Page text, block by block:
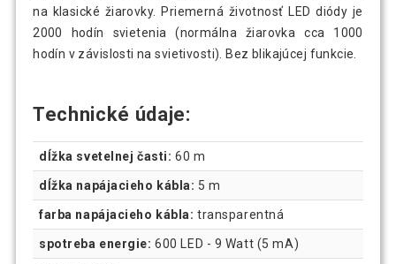
na klasické žiarovky. Priemerná životnosť LED diódy je
2000 hodín svietenia (normálna žiarovka cca 1000
hodín v závislosti na svietivosti). Bez blikajúcej funkcie.
Technické údaje:
dĺžka svetelnej časti: 60 m
dĺžka napájacieho kábla: 5 m
farba napájacieho kábla: transparentná
spotreba energie: 600 LED - 9 Watt (5 mA)